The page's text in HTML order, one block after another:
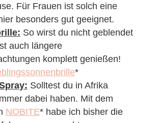
Für Frauen ist solch eine
besonders gut geeignet.
So wirst du nicht geblendet
auch längere
komplett genießen!
*
Solltest du in Afrika
dabei haben. Mit dem
NOBITE* habe ich bisher die